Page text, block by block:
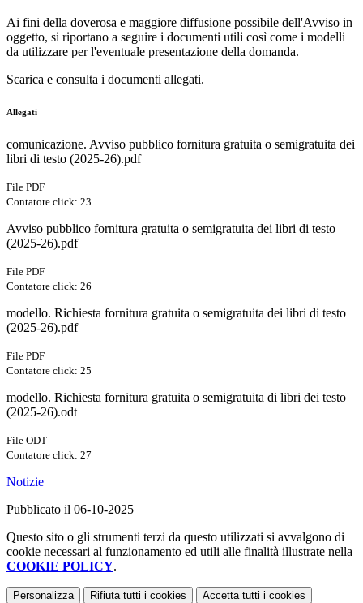
Ai fini della doverosa e maggiore diffusione possibile dell'Avviso in
oggetto, si riportano a seguire i documenti utili così come i modelli
da utilizzare per l'eventuale presentazione della domanda.
Scarica e consulta i documenti allegati.
Allegati
comunicazione. Avviso pubblico fornitura gratuita o semigratuita dei
libri di testo (2025-26).pdf
File PDF
Contatore click: 23
Avviso pubblico fornitura gratuita o semigratuita dei libri di testo
(2025-26).pdf
File PDF
Contatore click: 26
modello. Richiesta fornitura gratuita o semigratuita dei libri di testo
(2025-26).pdf
File PDF
Contatore click: 25
modello. Richiesta fornitura gratuita o semigratuita di libri dei testo
(2025-26).odt
File ODT
Contatore click: 27
Notizie
Pubblicato il 06-10-2025
Questo sito o gli strumenti terzi da questo utilizzati si avvalgono di
cookie necessari al funzionamento ed utili alle finalità illustrate nella
COOKIE POLICY.
Personalizza Rifiuta tutti i cookies Accetta tutti i cookies